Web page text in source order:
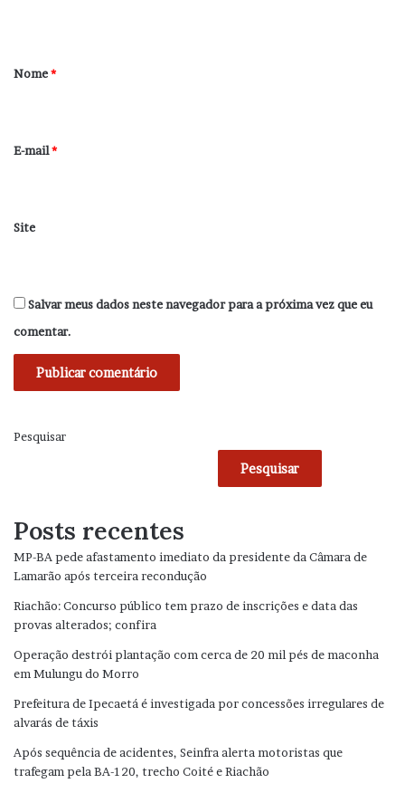
r
*
Nome*
E-mail*
Site
Salvar meus dados neste navegador para a próxima vez que eu
comentar.
Pesquisar
Pesquisar
Posts recentes
MP-BA pede afastamento imediato da presidente da Câmara de
Lamarão após terceira recondução
Riachão: Concurso público tem prazo de inscrições e data das
provas alterados; confira
Operação destrói plantação com cerca de 20 mil pés de maconha
em Mulungu do Morro
Prefeitura de Ipecaetá é investigada por concessões irregulares de
alvarás de táxis
Após sequência de acidentes, Seinfra alerta motoristas que
trafegam pela BA-120, trecho Coité e Riachão